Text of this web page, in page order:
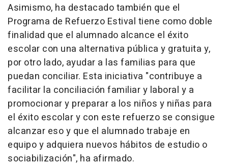
Asimismo, ha destacado también que el
Programa de Refuerzo Estival tiene como doble
finalidad que el alumnado alcance el éxito
escolar con una alternativa pública y gratuita y,
por otro lado, ayudar a las familias para que
puedan conciliar. Esta iniciativa "contribuye a
facilitar la conciliación familiar y laboral y a
promocionar y preparar a los niños y niñas para
el éxito escolar y con este refuerzo se consigue
alcanzar eso y que el alumnado trabaje en
equipo y adquiera nuevos hábitos de estudio o
sociabilización", ha afirmado.